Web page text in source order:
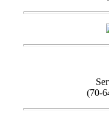
(70-